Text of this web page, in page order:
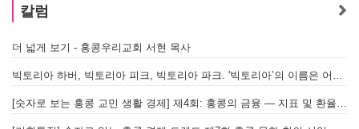
칼럼
더 넓게 보기 - 홍콩우리교회 서현 목사